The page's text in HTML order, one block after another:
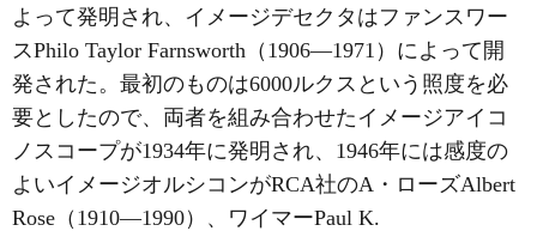
よって発明され、イメージデセクタはファンスワー
スPhilo Taylor Farnsworth（1906―1971）によって開
発された。最初のものは6000ルクスという照度を必
要としたので、両者を組み合わせたイメージアイコ
ノスコープが1934年に発明され、1946年には感度の
よいイメージオルシコンがRCA社のA・ローズAlbert
Rose（1910―1990）、ワイマーPaul K.